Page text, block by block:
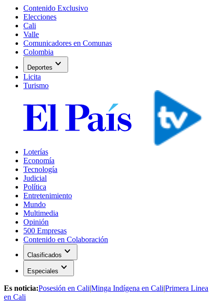
Contenido Exclusivo
Elecciones
Cali
Valle
Comunicadores en Comunas
Colombia
Deportes expand_more
Licita
Turismo
Loterías
Economía
Tecnología
Judicial
Política
Entretenimiento
Mundo
Multimedia
Opinión
500 Empresas
Contenido en Colaboración
Clasificados expand_more
Especiales expand_more
Es noticia:Posesión en Cali|Minga Indígena en Cali|Primera Linea
en Cali